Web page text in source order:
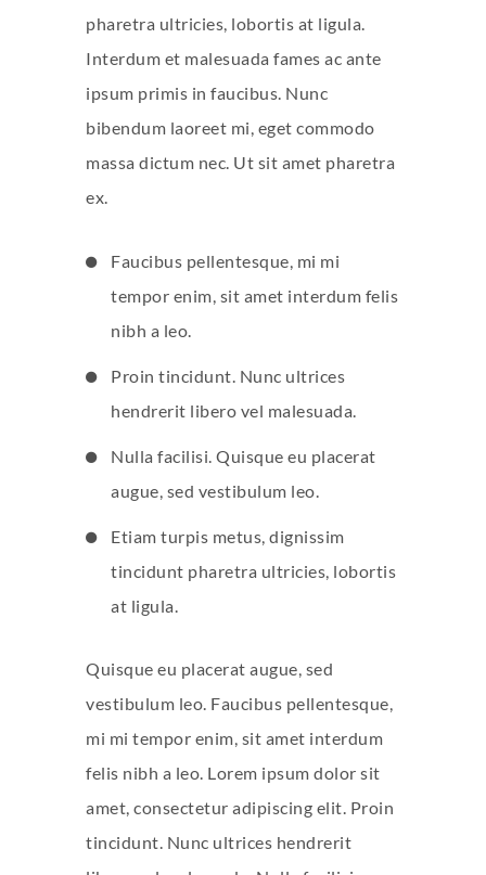
pharetra ultricies, lobortis at ligula.
Interdum et malesuada fames ac ante
ipsum primis in faucibus. Nunc
bibendum laoreet mi, eget commodo
massa dictum nec. Ut sit amet pharetra
ex.
Faucibus pellentesque, mi mi
tempor enim, sit amet interdum felis
nibh a leo.
Proin tincidunt. Nunc ultrices
hendrerit libero vel malesuada.
Nulla facilisi. Quisque eu placerat
augue, sed vestibulum leo.
Etiam turpis metus, dignissim
tincidunt pharetra ultricies, lobortis
at ligula.
Quisque eu placerat augue, sed
vestibulum leo. Faucibus pellentesque,
mi mi tempor enim, sit amet interdum
felis nibh a leo. Lorem ipsum dolor sit
amet, consectetur adipiscing elit. Proin
tincidunt. Nunc ultrices hendrerit